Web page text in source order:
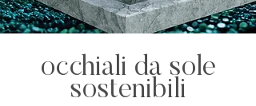
occhiali da sole
sostenibili